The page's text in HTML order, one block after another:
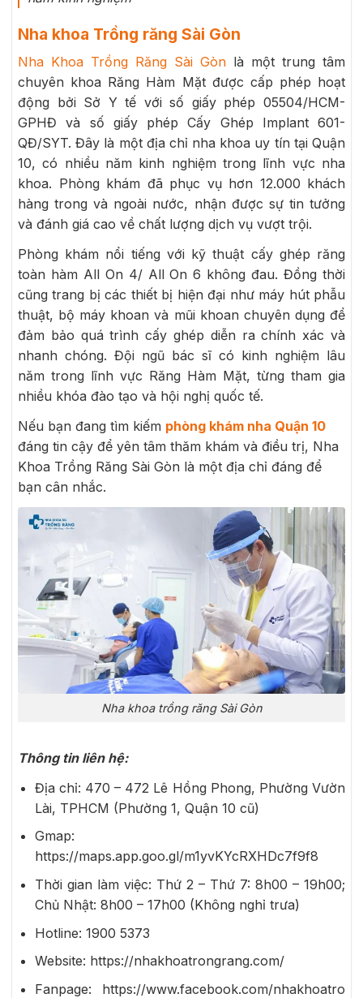
Nha khoa Trồng răng Sài Gòn
Nha Khoa Trồng Răng Sài Gòn là một trung tâm
chuyên khoa Răng Hàm Mặt được cấp phép hoạt
động bởi Sở Y tế với số giấy phép 05504/HCM-
GPHĐ và số giấy phép Cấy Ghép Implant 601-
QĐ/SYT. Đây là một địa chỉ nha khoa uy tín tại Quận
10, có nhiều năm kinh nghiệm trong lĩnh vực nha
khoa. Phòng khám đã phục vụ hơn 12.000 khách
hàng trong và ngoài nước, nhận được sự tin tưởng
và đánh giá cao về chất lượng dịch vụ vượt trội.
Phòng khám nổi tiếng với kỹ thuật cấy ghép răng
toàn hàm All On 4/ All On 6 không đau. Đồng thời
cũng trang bị các thiết bị hiện đại như máy hút phẫu
thuật, bộ máy khoan và mũi khoan chuyên dụng để
đảm bảo quá trình cấy ghép diễn ra chính xác và
nhanh chóng. Đội ngũ bác sĩ có kinh nghiệm lâu
năm trong lĩnh vực Răng Hàm Mặt, từng tham gia
nhiều khóa đào tạo và hội nghị quốc tế.
Nếu bạn đang tìm kiếm phòng khám nha Quận 10
đáng tin cậy để yên tâm thăm khám và điều trị, Nha
Khoa Trồng Răng Sài Gòn là một địa chỉ đáng để
bạn cân nhắc.
Nha khoa trồng răng Sài Gòn
Thông tin liên hệ:
Địa chỉ: 470 – 472 Lê Hồng Phong, Phường Vườn
Lài, TPHCM (Phường 1, Quận 10 cũ)
Gmap:
https://maps.app.goo.gl/m1yvKYcRXHDc7f9f8
Thời gian làm việc: Thứ 2 – Thứ 7: 8h00 – 19h00;
Chủ Nhật: 8h00 – 17h00 (Không nghỉ trưa)
Hotline: 1900 5373
Website: https://nhakhoatrongrang.com/
Fanpage: https://www.facebook.com/nhakhoatro